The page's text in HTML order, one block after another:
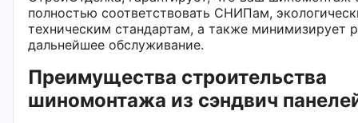
полностью соответствовать СНИПам,
техническим стандартам, а также минимизирует
дальнейшее обслуживание.
Преимущества строительства
шиномонтажа из сэндвич